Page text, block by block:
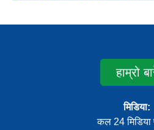
हाम्रो
मिडिया:
कल 24 मिडिया